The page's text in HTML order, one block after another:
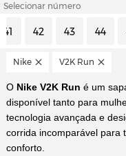
Selecionar número
41 42 43 44
Nike V2K Run
O Nike V2K Run é um
disponível tanto para
tecnologia avançada e
corrida incomparável para
conforto.